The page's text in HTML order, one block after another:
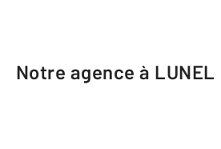
Notre agence à LUNEL